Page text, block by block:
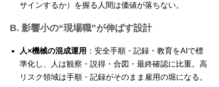
サインするか）を握る人間は価値が落ちない。
B. 影響小の“現場職”が伸ばす設計
人×機械の混成運用 ：安全手順・記録・教育をAIで標
準化し、人は観察・説得・合図・最終確認に比重。高
リスク領域は手順・記録がそのまま雇用の堀になる。